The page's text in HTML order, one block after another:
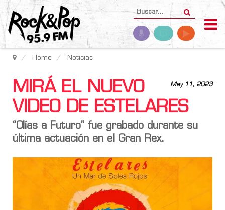
Home Noticias
May 11, 2023
MIRÁ EL NUEVO
VIDEO DE ESTELARES
“Olías a Futuro” fue grabado durante su
última actuación en el Gran Rex.